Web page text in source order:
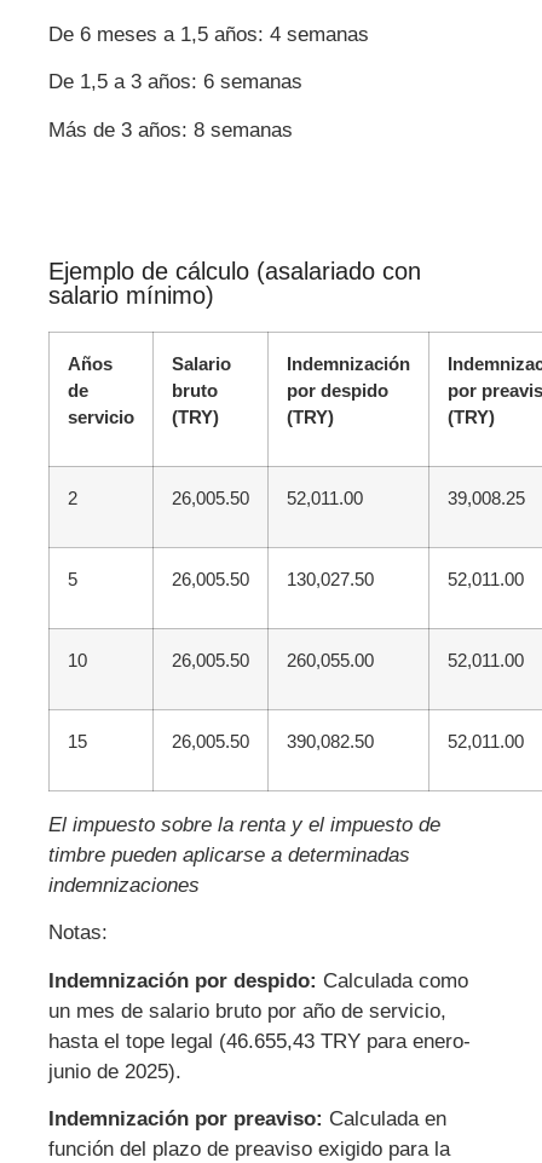
De 6 meses a 1,5 años: 4 semanas
De 1,5 a 3 años: 6 semanas
Más de 3 años: 8 semanas
Ejemplo de cálculo (asalariado con
salario mínimo)
Años
de
servicio
Salario
bruto
(TRY)
Indemnización
por despido
(TRY)
por
(TRY)
2 26,005.50 52,011.00 39,008.25
5 26,005.50 130,027.50 52,011.00
10 26,005.50 260,055.00 52,011.00
15 26,005.50 390,082.50 52,011.00
El impuesto sobre la renta y el impuesto de
timbre pueden aplicarse a determinadas
indemnizaciones
Notas:
Indemnización por despido: Calculada como
un mes de salario bruto por año de servicio,
hasta el tope legal (46.655,43 TRY para enero-
junio de 2025).
Indemnización por preaviso: Calculada en
función del plazo de preaviso exigido para la